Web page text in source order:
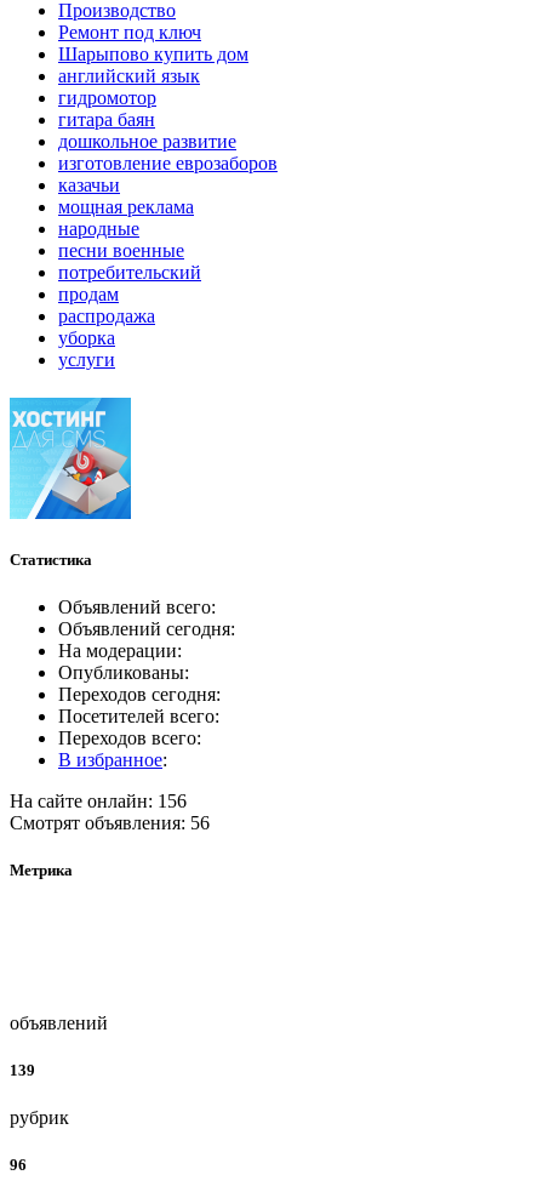
Производство
Ремонт под ключ
Шарыпово купить дом
английский язык
гидромотор
гитара баян
дошкольное развитие
изготовление еврозаборов
казачьи
мощная реклама
народные
песни военные
потребительский
продам
распродажа
уборка
услуги
Статистика
Объявлений всего:
Объявлений сегодня:
На модерации:
Опубликованы:
Переходов сегодня:
Посетителей всего:
Переходов всего:
В избранное:
На сайте онлайн: 156
Смотрят объявления: 56
Метрика
объявлений
139
рубрик
96